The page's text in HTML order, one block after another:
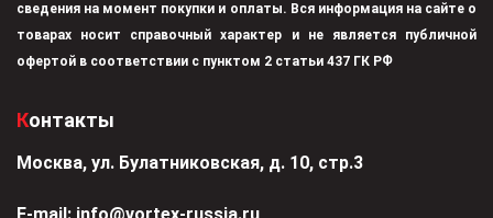
сведения на момент покупки и оплаты. Вся информация на сайте о
товарах носит справочный характер и не является публичной
офертой в соответствии с пунктом 2 статьи 437 ГК РФ
Контакты
Москва, ул. Булатниковская, д. 10, стр.3